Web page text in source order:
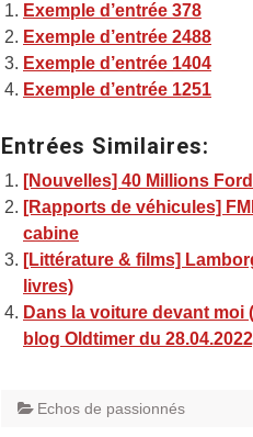
Exemple d’entrée 378
Exemple d’entrée 2488
Exemple d’entrée 1404
Exemple d’entrée 1251
Entrées Similaires:
[Nouvelles] 40 Millions
[Rapports de véhicules]
cabine
[Littérature & films]
livres)
Dans la voiture devant
blog Oldtimer du
Echos de passionnés